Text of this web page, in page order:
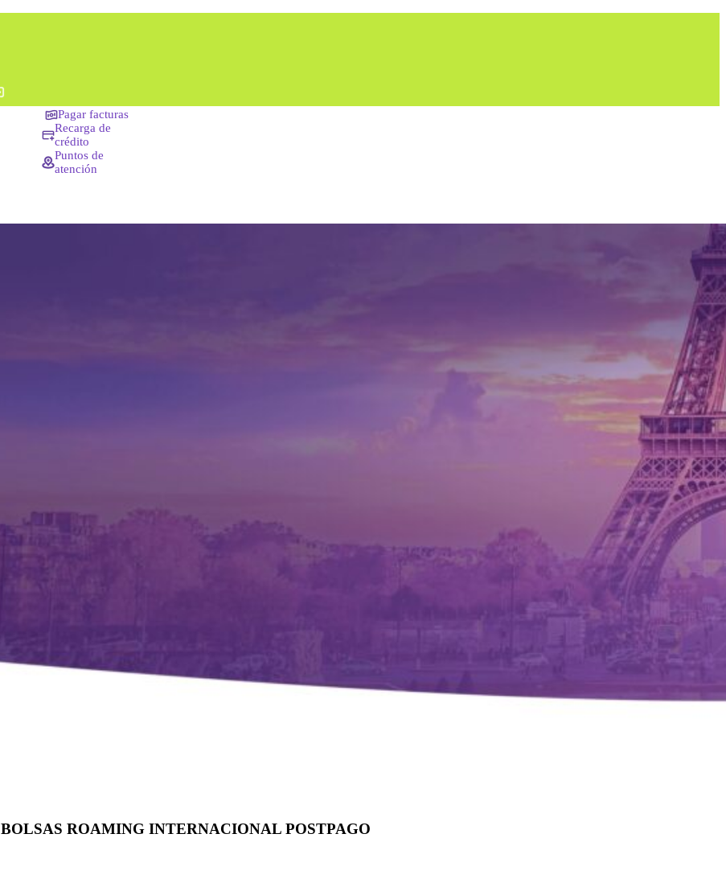
Pagar facturas
Recarga de
crédito
Puntos de
atención
BOLSAS ROAMING INTERNACIONAL POSTPAGO